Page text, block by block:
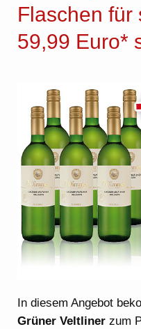
Flaschen für
59,99 Euro*
In diesem Angebot
Grüner Veltliner zum